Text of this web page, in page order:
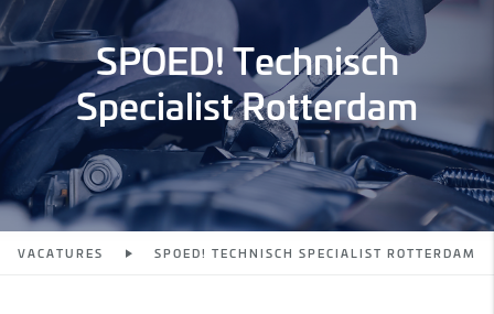
SPOED! Technisch
Specialist Rotterdam
VACATURES SPOED! TECHNISCH SPECIALIST ROTTERDAM